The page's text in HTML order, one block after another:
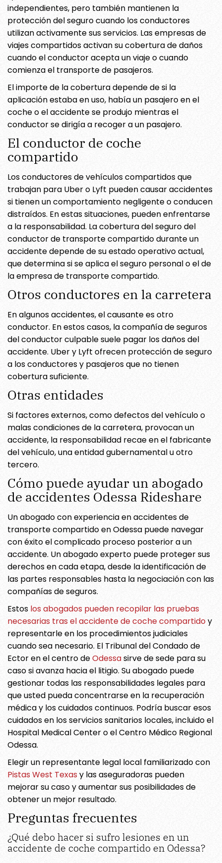
independientes, pero también mantienen la
protección del seguro cuando los conductores
utilizan activamente sus servicios. Las empresas de
viajes compartidos activan su cobertura de daños
cuando el conductor acepta un viaje o cuando
comienza el transporte de pasajeros.
El importe de la cobertura depende de si la
aplicación estaba en uso, había un pasajero en el
coche o el accidente se produjo mientras el
conductor se dirigía a recoger a un pasajero.
El conductor de coche
compartido
Los conductores de vehículos compartidos que
trabajan para Uber o Lyft pueden causar accidentes
si tienen un comportamiento negligente o conducen
distraídos. En estas situaciones, pueden enfrentarse
a la responsabilidad. La cobertura del seguro del
conductor de transporte compartido durante un
accidente depende de su estado operativo actual,
que determina si se aplica el seguro personal o el de
la empresa de transporte compartido.
Otros conductores en la carretera
En algunos accidentes, el causante es otro
conductor. En estos casos, la compañía de seguros
del conductor culpable suele pagar los daños del
accidente. Uber y Lyft ofrecen protección de seguro
a los conductores y pasajeros que no tienen
cobertura suficiente.
Otras entidades
Si factores externos, como defectos del vehículo o
malas condiciones de la carretera, provocan un
accidente, la responsabilidad recae en el fabricante
del vehículo, una entidad gubernamental u otro
tercero.
Cómo puede ayudar un abogado
de accidentes Odessa Rideshare
Un abogado con experiencia en accidentes de
transporte compartido en Odessa puede navegar
con éxito el complicado proceso posterior a un
accidente. Un abogado experto puede proteger sus
derechos en cada etapa, desde la identificación de
las partes responsables hasta la negociación con las
compañías de seguros.
Estos los abogados pueden recopilar las pruebas
necesarias tras el accidente de coche compartidoy
representarle en los procedimientos judiciales
cuando sea necesario. El Tribunal del Condado de
Ector en el centro deOdessasirve de sede para su
caso si avanza hacia el litigio. Su abogado puede
gestionar todas las responsabilidades legales para
que usted pueda concentrarse en la recuperación
médica y los cuidados continuos. Podría buscar esos
cuidados en los servicios sanitarios locales, incluido el
Hospital Medical Center o el Centro Médico Regional
Odessa.
Elegir un representante legal local familiarizado con
Pistas West Texasy las aseguradoras pueden
mejorar su caso y aumentar sus posibilidades de
obtener un mejor resultado.
Preguntas frecuentes
¿Qué debo hacer si sufro lesiones en un
accidente de coche compartido en Odessa?